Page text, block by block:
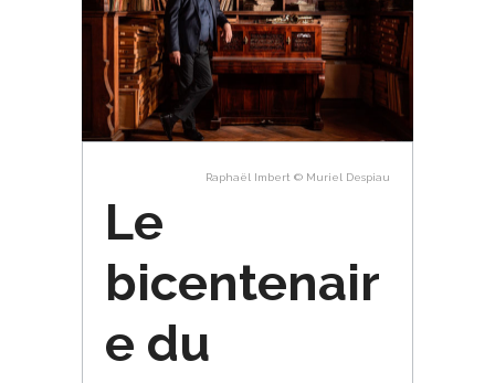
Raphaël Imbert © Muriel Despiau
Le
bicentenair
e du